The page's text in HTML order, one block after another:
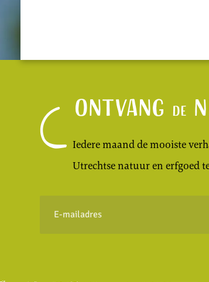
Ontvang de
Iedere maand de mooiste
Utrechtse natuur en erfgoed
mailadres